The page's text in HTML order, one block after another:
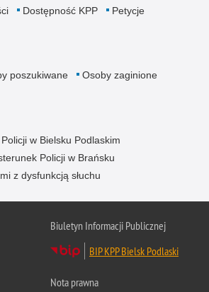
Dostępność KPP
Petycje
poszukiwane Osoby zaginione
w Bielsku Podlaskim
Policji w Brańsku
z dysfunkcją słuchu
Biuletyn Informacji Publicznej
BIP KPP Bielsk Podlaski
Nota prawna